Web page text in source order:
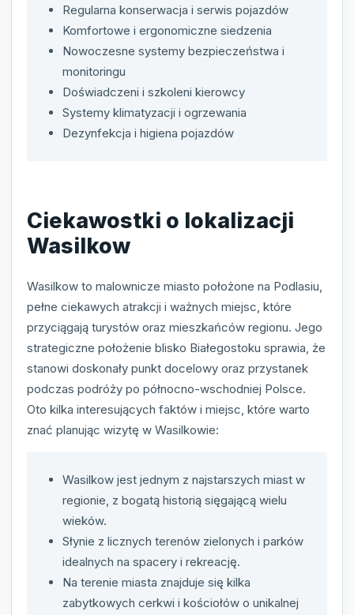
Regularna konserwacja i serwis pojazdów
Komfortowe i ergonomiczne siedzenia
Nowoczesne systemy bezpieczeństwa i
monitoringu
Doświadczeni i szkoleni kierowcy
Systemy klimatyzacji i ogrzewania
Dezynfekcja i higiena pojazdów
Ciekawostki o lokalizacji
Wasilkow
Wasilkow to malownicze miasto położone na Podlasiu,
pełne ciekawych atrakcji i ważnych miejsc, które
przyciągają turystów oraz mieszkańców regionu. Jego
strategiczne położenie blisko Białegostoku sprawia, że
stanowi doskonały punkt docelowy oraz przystanek
podczas podróży po północno-wschodniej Polsce.
Oto kilka interesujących faktów i miejsc, które warto
znać planując wizytę w Wasilkowie:
Wasilkow jest jednym z najstarszych miast w
regionie, z bogatą historią sięgającą wielu
wieków.
Słynie z licznych terenów zielonych i parków
idealnych na spacery i rekreację.
Na terenie miasta znajduje się kilka
zabytkowych cerkwi i kościołów o unikalnej